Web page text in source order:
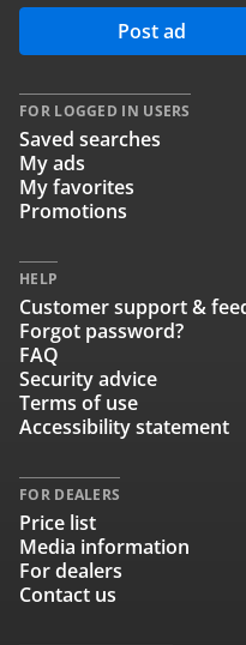
Post ad
FOR LOGGED IN USERS
Saved searches
My ads
My favorites
Promotions
HELP
Customer support &
Forgot password?
FAQ
Security advice
Terms of use
Accessibility statement
FOR DEALERS
Price list
Media information
For dealers
Contact us